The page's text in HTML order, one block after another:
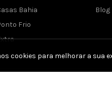
Bahia
Frio
Blog
cookies para melhorar a sua